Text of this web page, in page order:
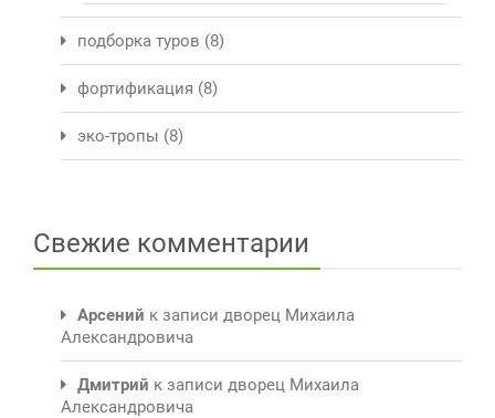
подборка туров (8)
фортификация (8)
эко-тропы (8)
Свежие комментарии
Арсений к записи дворец Михаила
Александровича
Дмитрий к записи дворец Михаила
Александровича